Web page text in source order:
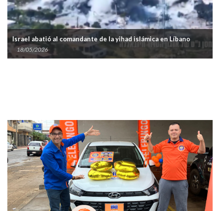
Israel abatió al comandante de la yihad islámica en Líbano
18/05/2026